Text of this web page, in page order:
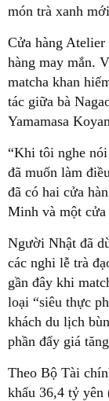
món trà xanh
Cửa hàng
hàng may mắn.
matcha khan
tác giữa bà
Yamamasa
“Khi tôi nghe
đã muốn làm
đã có hai cửa
Minh và một cửa
Người Nhật đã
các nghi lễ trà
gần đây khi
loại “siêu thực
khách du lịch
phần đẩy giá
Theo Bộ Tài
khẩu 36,4 tỷ yên